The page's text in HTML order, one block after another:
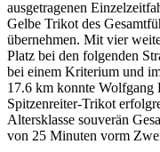
ausgetragenen
Gelbe Trikot des
übernehmen. Mit vier
Platz bei den folgenden
bei einem Kriterium und
17.6 km konnte Wolfgang
Spitzenreiter-Trikot
Altersklasse souverän
von 25 Minuten vorm